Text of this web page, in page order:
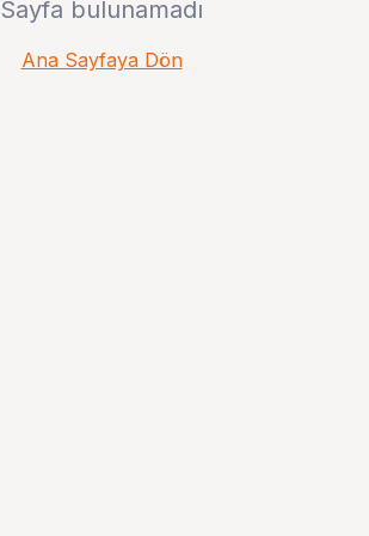
Sayfa bulunamadı
Ana Sayfaya Dön